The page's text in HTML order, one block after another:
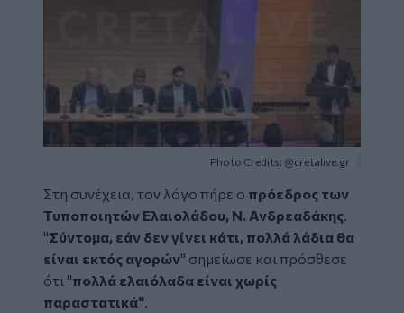
Photo Credits: @cretalive.gr
Στη συνέχεια, τον λόγο πήρε ο πρόεδρος των
Τυποποιητών Ελαιολάδου, Ν. Ανδρεαδάκης
"Σύντομα, εάν δεν γίνει κάτι, πολλά λάδια θα
είναι εκτός αγορών" σημείωσε και πρόσθεσε
ότι "πολλά ελαιόλαδα είναι χωρίς
παραστατικά"